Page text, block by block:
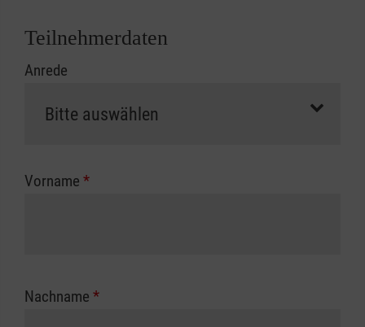
Abrechnungsunterlagen spätestens zu
erfolgt eine Abrechnung der vollen Kursgebühr
Die notwendigen Formulare für die
zuständigen Berufsgenossenschaft oder
Teilnehmerdaten
Anrede
Vorname *
Nachname *